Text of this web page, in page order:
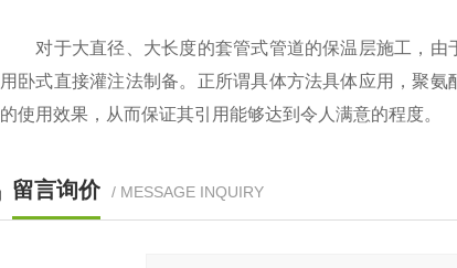
对于大直径、大长度的套管式管道的保温层施工，由
用卧式直接灌注法制备。正所谓具体方法具体应用，聚
的使用效果，从而保证其引用能够达到令人满意的程度。
留言询价 / MESSAGE INQUIRY